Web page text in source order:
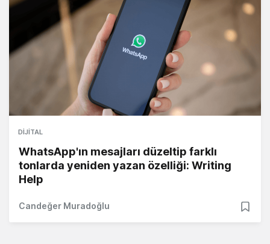
DIJITAL
WhatsApp'ın mesajları düzeltip farklı
tonlarda yeniden yazan özelliği: Writing
Help
Candeğer Muradoğlu